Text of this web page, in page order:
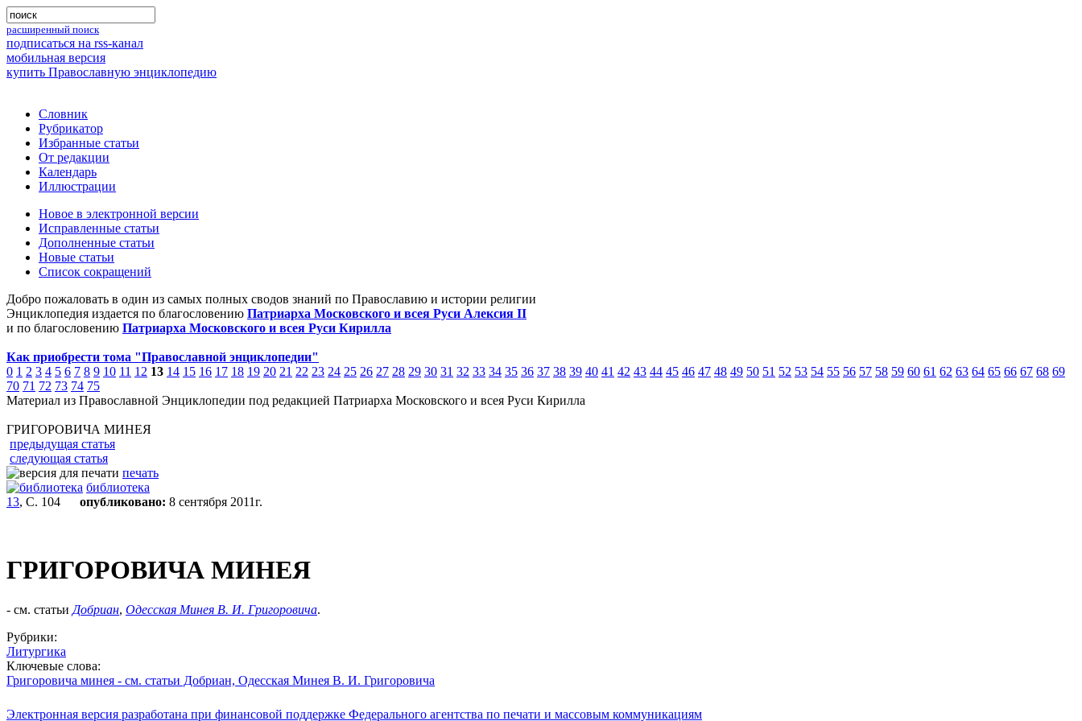
расширенный поиск
подписаться на rss-канал
мобильная версия
купить Православную энциклопедию
Словник
Рубрикатор
Избранные статьи
От редакции
Календарь
Иллюстрации
Новое в электронной версии
Исправленные статьи
Дополненные статьи
Новые статьи
Список сокращений
Добро пожаловать в один из самых полных сводов знаний по Православию и истории религии
Энциклопедия издается по благословению Патриарха Московского и всея Руси Алексия II
и по благословению Патриарха Московского и всея Руси Кирилла
Как приобрести тома "Православной энциклопедии"
0 1 2 3 4 5 6 7 8 9 10 11 12 13 14 15 16 17 18 19 20 21 22 23 24 25 26 27 28 29 30 31 32 33 34 35 36 37 38 39 40 41 42 43 44 45 46 47 48 49 50 51 52 53 54 55 56 57 58 59 60 61 62 63 64 65 66 67 68 69
70 71 72 73 74 75
Материал из Православной Энциклопедии под редакцией Патриарха Московского и всея Руси Кирилла
ГРИГОРОВИЧА МИНЕЯ
предыдущая статья
следующая статья
печать
библиотека
13, С. 104 опубликовано: 8 сентября 2011г.
ГРИГОРОВИЧА МИНЕЯ
- см. статьи Добриан, Одесская Минея В. И. Григоровича.
Рубрики:
Литургика
Ключевые слова:
Григоровича минея - см. статьи Добриан, Одесская Минея В. И. Григоровича
Электронная версия разработана при финансовой поддержке Федерального агентства по печати и массовым коммуникациям